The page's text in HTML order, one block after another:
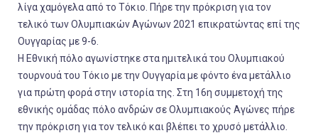
λίγα χαμόγελα από το Τόκιο. Πήρε την πρόκριση για τον
τελικό των Ολυμπιακών Αγώνων 2021 επικρατώντας επί της
Ουγγαρίας με 9-6.
Η Εθνική πόλο αγωνίστηκε στα ημιτελικά του Ολυμπιακού
τουρνουά του Τόκιο με την Ουγγαρία με φόντο ένα μετάλλιο
για πρώτη φορά στην ιστορία της. Στη 16η συμμετοχή της
εθνικής ομάδας πόλο ανδρών σε Ολυμπιακούς Αγώνες πήρε
την πρόκριση για τον τελικό και βλέπει το χρυσό μετάλλιο.